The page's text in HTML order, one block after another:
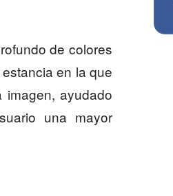
de colores
en la que
ayudado
una mayor